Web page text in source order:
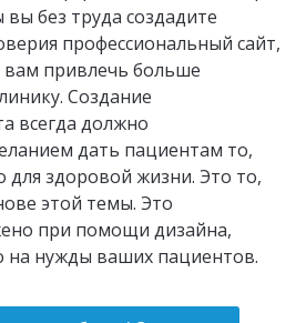
без труда создадите
профессиональный сайт,
привлечь больше
Создание
всегда должно
дать пациентам то,
здоровой жизни. Это то,
этой темы. Это
при помощи дизайна,
на нужды ваших пациентов.